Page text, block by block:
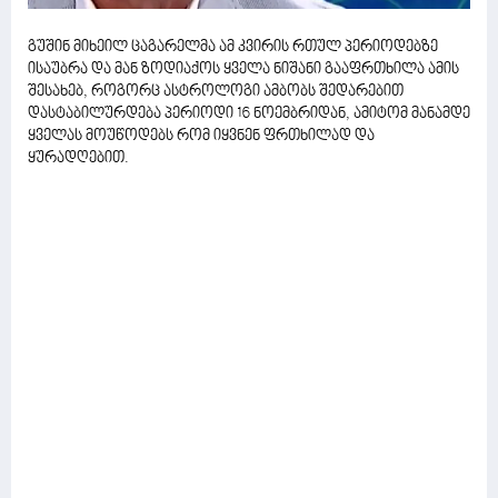
გუშინ მიხეილ ცაგარელმა ამ კვირის რთულ პერიოდებზე
ისაუბრა და მან ზოდიაქოს ყველა ნიშანი გააფრთხილა ამის
შესახებ, როგორც ასტროლოგი ამბობს შედარებით
დასტაბილურდება პერიოდი 16 ნოემბრიდან, ამიტომ მანამდე
ყველას მოუწოდებს რომ იყვნენ ფრთხილად და
ყურადღებით.